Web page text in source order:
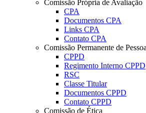
Comissão Própria de Avaliação
CPA
Documentos CPA
Links CPA
Contato CPA
Comissão Permanente de
CPPD
Regimento Interno CPPD
RSC
Classe Titular
Documentos CPPD
Contato CPPD
Comissão de Ética